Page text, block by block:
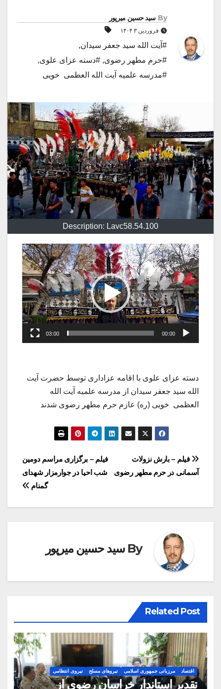
By سید حسین میرپور
فروردین ۳ ۱۴۰۴
#آیت الله سید جعفر سیدان,
#حرم مطهر رضوی, #دسته عزای علوی,
#مدرسه علمیه آیت الله العظمی خویی
Description: Lavc58.54.100
نمایشگر
ویدیو
00:00
03:00
دسته عزای علوی با اقامه عزاداری توسط حضرت آیت
الله سید جعفر سیدان از مدرسه علمیه آیت الله
العظمی خویی (ره) عازم حرم مطهر رضوی شدند
راهبری
نوشته
فیلم – برگزاری مراسم دومین
شب احیا در جوارمزار شهدای
گمنام
فیلم – بارش نزولات
آسمانی در حرم مطهر رضوی
By سید حسین میرپور
Related Post
اقتصاد مرزبانی جمهوری اسلامی نیروهای مسلح نیروی انتظامی
تقدیر استاندار خراسان رضوی از